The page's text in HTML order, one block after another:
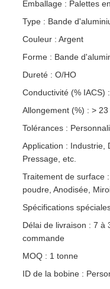
Emballage : Palettes
Type : Bande
Couleur : Argent
Forme : Bande
Dureté : O/HO
Conductivité (% IACS)
Allongement (%) : > 23
Tolérances :
Application : Industrie,
Pressage, etc.
Traitement de surface
poudre, Anodisée,
Spécifications
Délai de livraison : 7 à
commande
MOQ : 1 tonne
ID de la bobine :